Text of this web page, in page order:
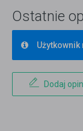
Ostatnie
Dodaj